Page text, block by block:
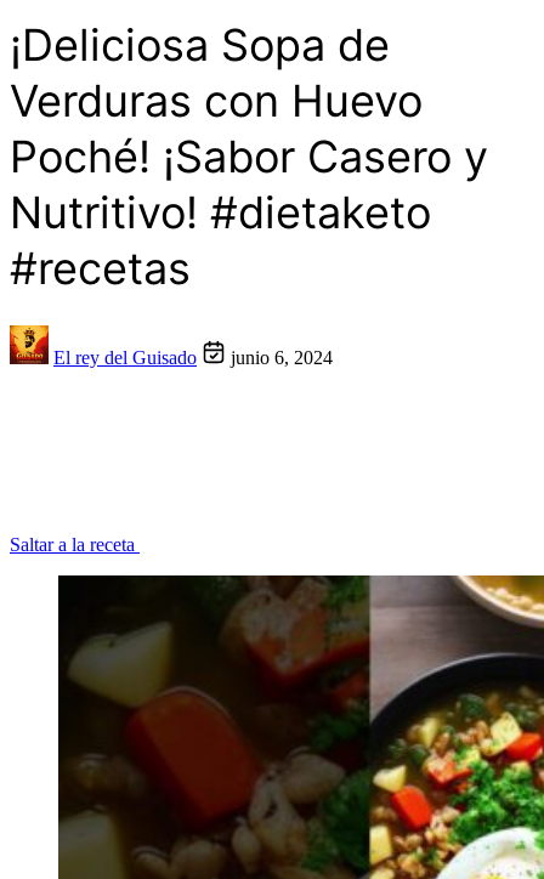
¡Deliciosa Sopa de
Verduras con Huevo
Poché! ¡Sabor Casero y
Nutritivo! #dietaketo
#recetas
El rey del Guisado junio 6, 2024
Saltar a la receta